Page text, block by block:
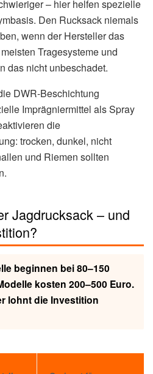
– hier helfen spezielle
Den Rucksack niemals
wenn der Hersteller das
Tragesysteme und
das nicht unbeschadet.
DWR-Beschichtung
Imprägniermittel als Spray
die
trocken, dunkel, nicht
und Riemen sollten
Jagdrucksack – und
beginnen bei 80–150
kosten 200–500 Euro.
lohnt die Investition